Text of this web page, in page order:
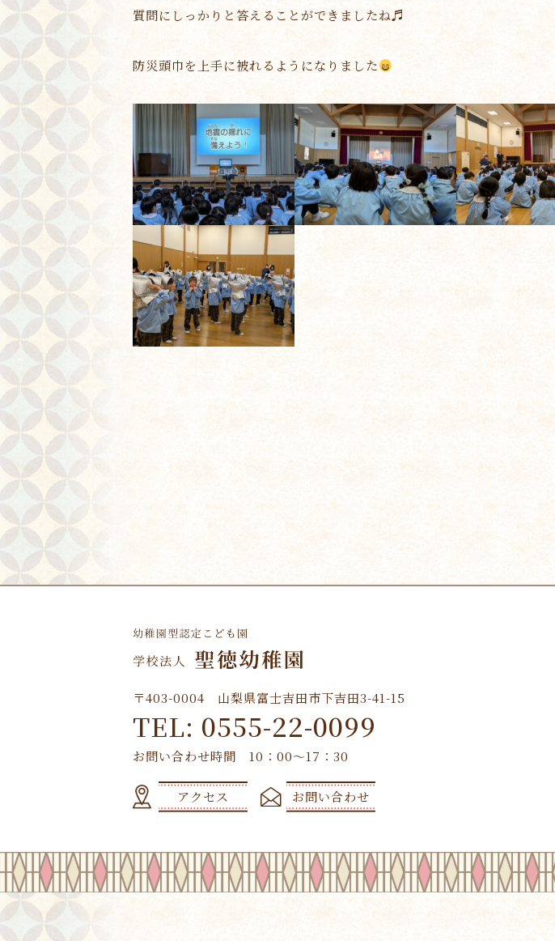
質問にしっかりと答えることができましたね♬
防災頭巾を上手に被れるようになりました
〒403-0004 山梨県富士吉田市下吉田3-41-15
TEL: 0555-22-0099
お問い合わせ時間 10：00～17：30
アクセス お問い合わせ